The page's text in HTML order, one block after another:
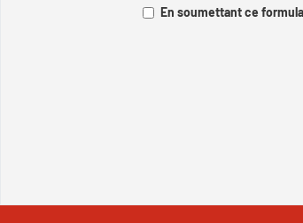
En soumettant ce